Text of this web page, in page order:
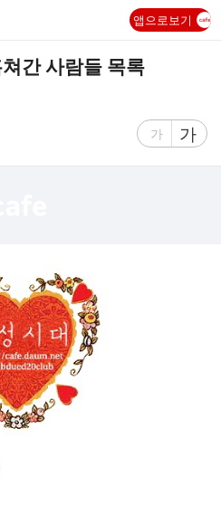
앱으로보기
간 사람들 목록
글
가
글
자
가